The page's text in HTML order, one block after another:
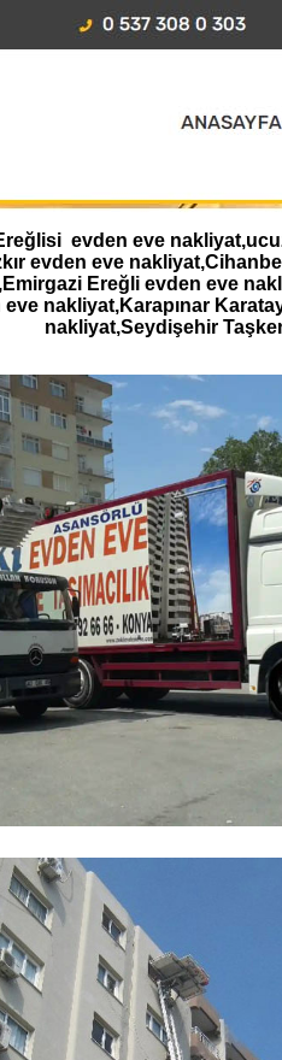
evden eve
evden eve
Ereğli evden eve
eve nakliyat,Karapınar
nakliyat,Seydişehir